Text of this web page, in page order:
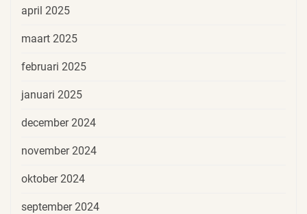
april 2025
maart 2025
februari 2025
januari 2025
december 2024
november 2024
oktober 2024
september 2024